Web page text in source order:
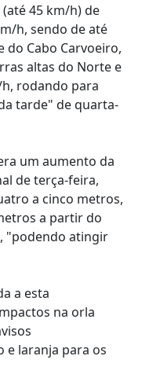
45 km/h) de
h, sendo de até
do Cabo Carvoeiro,
altas do Norte e
rodando para
tarde" de quarta-
um aumento da
de terça-feira,
a cinco metros,
a partir do
"podendo atingir
a esta
na orla
e laranja para os